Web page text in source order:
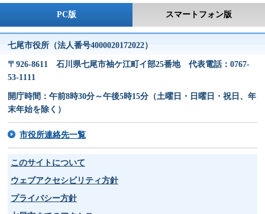
PC版 スマートフォン版
七尾市役所（法人番号4000020172022）
〒926-8611 石川県七尾市袖ケ江町イ部25番地 代表電話：0767-
53-1111
開庁時間：午前8時30分～午後5時15分（土曜日・日曜日・祝日、年
末年始を除く）
市役所連絡先一覧
このサイトについて
ウェブアクセシビリティ方針
プライバシー方針